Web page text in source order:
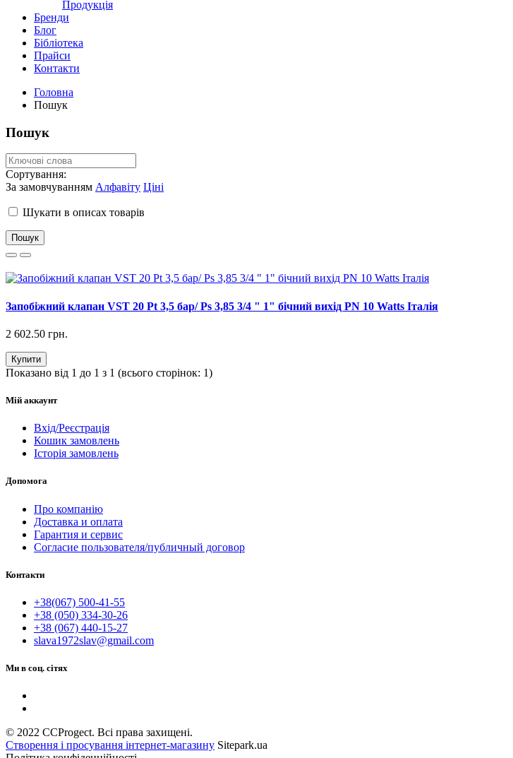
Продукція
Бренди
Блог
Бібліотека
Прайси
Контакти
Головна
Пошук
Пошук
Сортування:
За замовчуванням Алфавіту Ціні
Шукати в описах товарів
Запобіжний клапан VST 20 Pt 3,5 бар/ Ps 3,85 3/4 " 1" бічний вихід PN 10 Watts Італія
2 602.50 грн.
Купити
Показано від 1 до 1 з 1 (всього сторінок: 1)
Мій аккаунт
Вхід/Реєстрація
Кошик замовлень
Історія замовлень
Допомога
Про компанію
Доставка и оплата
Гарантия и сервис
Согласие пользователя/публичный договор
Контакти
+38(067) 500-41-55
+38 (050) 334-30-26
+38 (067) 440-15-27
slava1972slav@gmail.com
Ми в соц. сітях
© 2022 CCProgect. Всі права захищені.
Створення і просування інтернет-магазину Sitepark.ua